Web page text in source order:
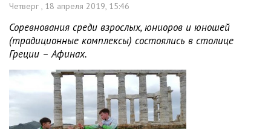
Четверг , 18 апреля 2019, 15:46
Соревнования среди взрослых, юниоров и юношей
(традиционные комплексы) состоялись в столице
Греции – Афинах.